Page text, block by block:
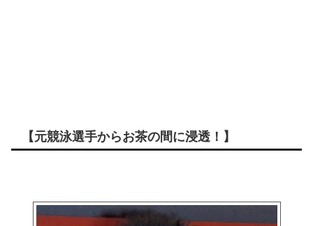
【元競泳選手からお茶の間に浸透！】